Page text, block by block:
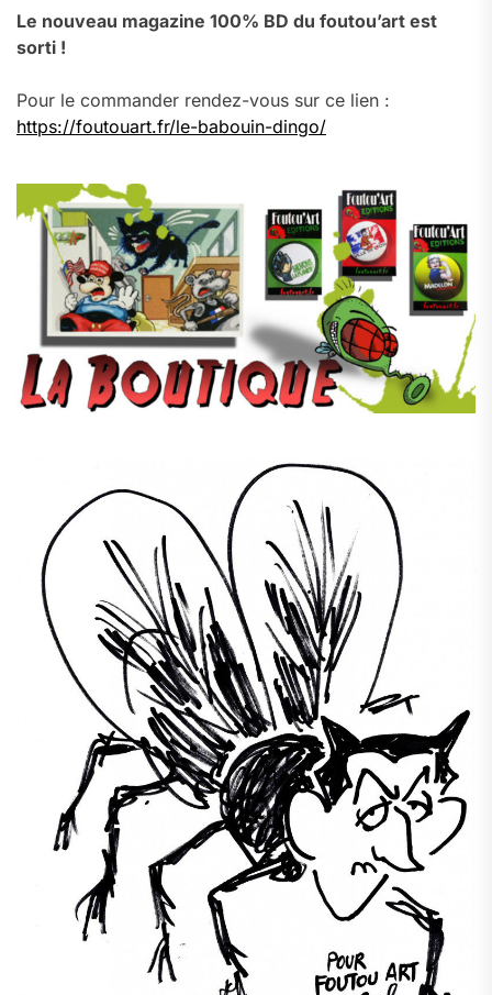
Le nouveau magazine 100% BD du foutou’art est
sorti !
Pour le commander rendez-vous sur ce lien :
https://foutouart.fr/le-babouin-dingo/